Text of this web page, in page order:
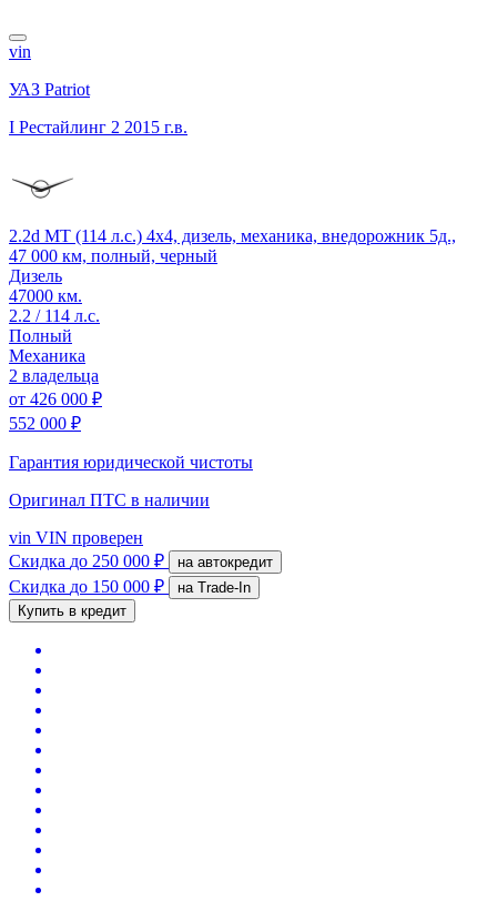
vin
УАЗ Patriot
I Рестайлинг 2 2015 г.в.
2.2d MT (114 л.с.) 4x4, дизель, механика, внедорожник 5д.,
47 000 км, полный, черный
Дизель
47000 км.
2.2 / 114 л.с.
Полный
Механика
2 владельца
от 426 000 ₽
552 000 ₽
Гарантия юридической чистоты
Оригинал ПТС в наличии
vin VIN проверен
Скидка до 250 000 ₽ на автокредит
Скидка до 150 000 ₽
на Trade-In
Купить в кредит